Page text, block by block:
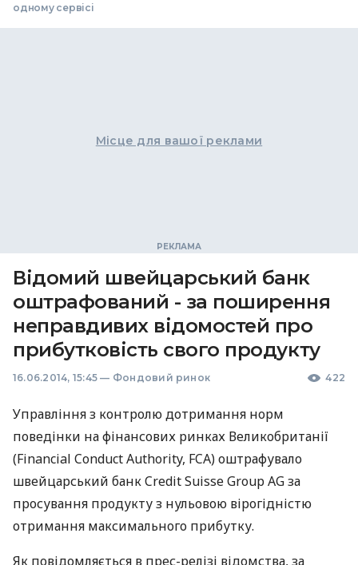
одному сервісі
Місце для вашої реклами
Відомий швейцарський банк
оштрафований - за поширення
неправдивих відомостей про
прибутковість свого продукту
16.06.2014, 15:45 — Фондовий ринок 422
Управління з контролю дотримання норм
поведінки на фінансових ринках Великобританії
(Financial Conduct Authority, FCA) оштрафувало
швейцарський банк Credit Suisse Group AG за
просування продукту з нульовою вірогідністю
отримання максимального прибутку.
Як повідомляється в прес-релізі відомства, за